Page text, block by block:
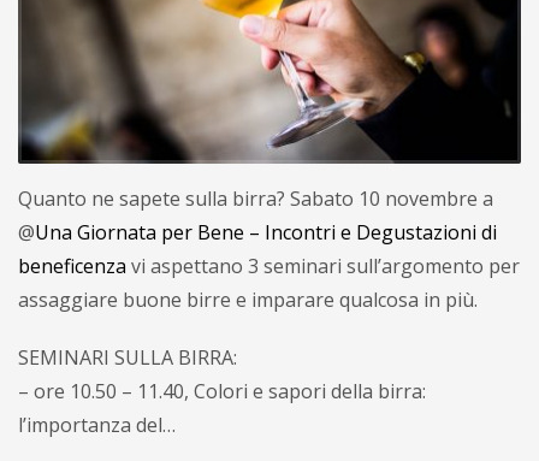
Quanto ne sapete sulla birra? Sabato 10 novembre a
@Una Giornata per Bene – Incontri e Degustazioni di
beneficenza vi aspettano 3 seminari sull’argomento per
assaggiare buone birre e imparare qualcosa in più.
SEMINARI SULLA BIRRA:
– ore 10.50 – 11.40, Colori e sapori della birra:
l’importanza del…